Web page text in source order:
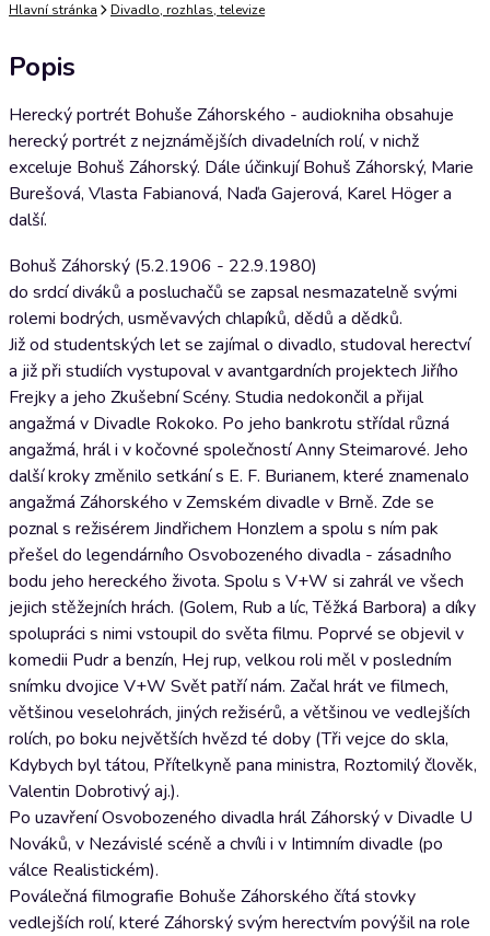
Hlavní stránka Divadlo, rozhlas, televize
Popis
Herecký portrét Bohuše Záhorského - audiokniha obsahuje
herecký portrét z nejznámějších divadelních rolí, v nichž
exceluje Bohuš Záhorský. Dále účinkují Bohuš Záhorský, Marie
Burešová, Vlasta Fabianová, Naďa Gajerová, Karel Höger a
další.
Bohuš Záhorský (5.2.1906 - 22.9.1980)
do srdcí diváků a posluchačů se zapsal nesmazatelně svými
rolemi bodrých, usměvavých chlapíků, dědů a dědků.
Již od studentských let se zajímal o divadlo, studoval herectví
a již při studiích vystupoval v avantgardních projektech Jiřího
Frejky a jeho Zkušební Scény. Studia nedokončil a přijal
angažmá v Divadle Rokoko. Po jeho bankrotu střídal různá
angažmá, hrál i v kočovné společností Anny Steimarové. Jeho
další kroky změnilo setkání s E. F. Burianem, které znamenalo
angažmá Záhorského v Zemském divadle v Brně. Zde se
poznal s režisérem Jindřichem Honzlem a spolu s ním pak
přešel do legendárního Osvobozeného divadla - zásadního
bodu jeho hereckého života. Spolu s V+W si zahrál ve všech
jejich stěžejních hrách. (Golem, Rub a líc, Těžká Barbora) a díky
spolupráci s nimi vstoupil do světa filmu. Poprvé se objevil v
komedii Pudr a benzín, Hej rup, velkou roli měl v posledním
snímku dvojice V+W Svět patří nám. Začal hrát ve filmech,
většinou veselohrách, jiných režisérů, a většinou ve vedlejších
rolích, po boku největších hvězd té doby (Tři vejce do skla,
Kdybych byl tátou, Přítelkyně pana ministra, Roztomilý člověk,
Valentin Dobrotivý aj.).
Po uzavření Osvobozeného divadla hrál Záhorský v Divadle U
Nováků, v Nezávislé scéně a chvíli i v Intimním divadle (po
válce Realistickém).
Poválečná filmografie Bohuše Záhorského čítá stovky
vedlejších rolí, které Záhorský svým herectvím povýšil na role